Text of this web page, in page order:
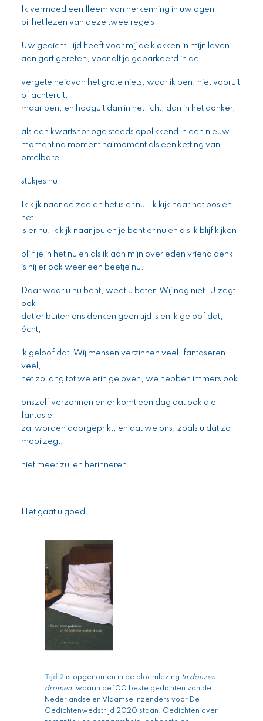
Ik vermoed een fleem van herkenning in uw ogen
bij het lezen van deze twee regels.
Uw gedicht Tijd heeft voor mij de klokken in mijn leven
aan gort gereten, voor altijd geparkeerd in de
vergetelheidvan het grote niets, waar ik ben, niet vooruit
of achteruit,
maar ben, en hooguit dan in het licht, dan in het donker,
als een kwartshorloge steeds opblikkend in een nieuw
moment na moment na moment als een ketting van
ontelbare
stukjes nu.
Ik kijk naar de zee en het is er nu. Ik kijk naar het bos en
het
is er nu, ik kijk naar jou en je bent er nu en als ik blijf kijken
blijf je in het nu en als ik aan mijn overleden vriend denk
is hij er ook weer een beetje nu.
Daar waar u nu bent, weet u beter. Wij nog niet. U zegt
ook
dat er buiten ons denken geen tijd is en ik geloof dat,
écht,
ik geloof dat. Wij mensen verzinnen veel, fantaseren
veel,
net zo lang tot we erin geloven, we hebben immers ook
onszelf verzonnen en er komt een dag dat ook die
fantasie
zal worden doorgeprikt, en dat we ons, zoals u dat zo
mooi zegt,
niet meer zullen herinneren.
Het gaat u goed.
Tijd 2 is opgenomen in de bloemlezing In donzen
dromen, waarin de 100 beste gedichten van de
Nederlandse en Vlaamse inzenders voor De
Gedichtenwedstrijd 2020 staan. Gedichten over